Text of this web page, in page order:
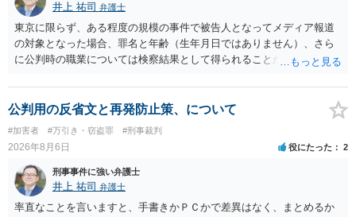
井上 祐司 弁護士
東京に限らず、ある程度の規模の事件で被告人となってメディア報道
の対象となった場合、罪名と年齢（生年月日ではありません）、さら
に公判時の職業については検察結果として得られることが通常です。
公判用の反省文と再発防止策、について
#加害者 #万引き・窃盗罪 #刑事裁判
2026年8月6日 役にたった 2
刑事事件に強い弁護士
井上 祐司 弁護士
率直なことを言いますと、手書きかＰＣかで差異はなく、まとめるか